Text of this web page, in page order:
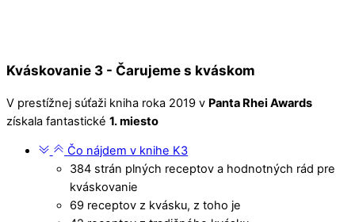
Kváskovanie 3 - Čarujeme s kváskom
V prestížnej súťaži kniha roka 2019 v Panta Rhei Awards
získala fantastické 1. miesto
Čo nájdem v knihe K3
384 strán plných receptov a hodnotných rád pre
kváskovanie
69 receptov z kvásku, z toho je